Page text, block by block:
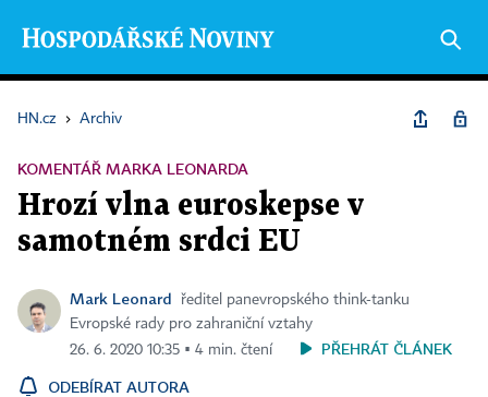
HN.cz › Archiv
KOMENTÁŘ MARKA LEONARDA
Hrozí vlna euroskepse v
samotném srdci EU
Mark Leonard
ředitel panevropského think-tanku
Evropské rady pro zahraniční vztahy
26. 6. 2020 10:35 ▪ 4 min. čtení
PŘEHRÁT ČLÁNEK
ODEBÍRAT AUTORA